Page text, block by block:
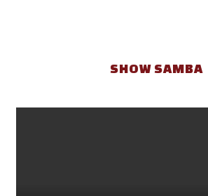
SHOW SAMBA